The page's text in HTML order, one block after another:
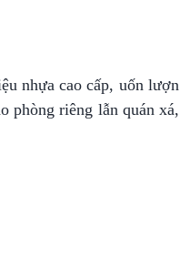
nhựa cao cấp, uốn lượn
phòng riêng lẫn quán xá,